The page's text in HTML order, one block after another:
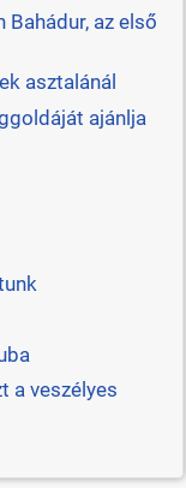
Bahádur, az első
asztalánál
ajánlja
a veszélyes